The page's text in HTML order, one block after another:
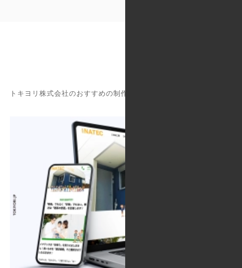
トキヨリ株式会社のおすすめの制作実績をご紹介